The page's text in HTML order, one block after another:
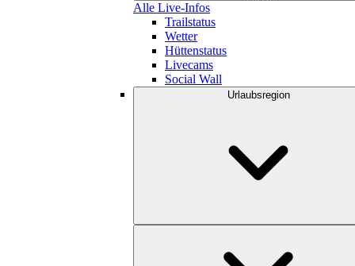
Alle Live-Infos
Trailstatus
Wetter
Hüttenstatus
Livecams
Social Wall
Urlaubsregion